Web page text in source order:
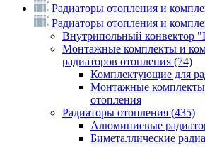
Радиаторы отопления и
Радиаторы отопления и
Внутрипольный конвектор
Монтажные комплекты и
радиаторов отопления (74)
Комплектующие для
Монтажные комплекты
отопления
Радиаторы отопления (435)
Алюминиевые
Биметаллические